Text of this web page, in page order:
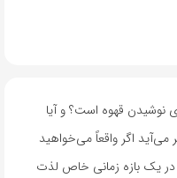
نوشیدن قهوه است؟ و آیا
اگر واقعاً می‌خواهید
در یک بازه زمانی خاص لذت